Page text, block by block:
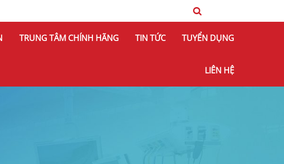
TRUNG TÂM CHÍNH HÃNG TIN TỨC TUYỂN DỤNG
LIÊN HỆ